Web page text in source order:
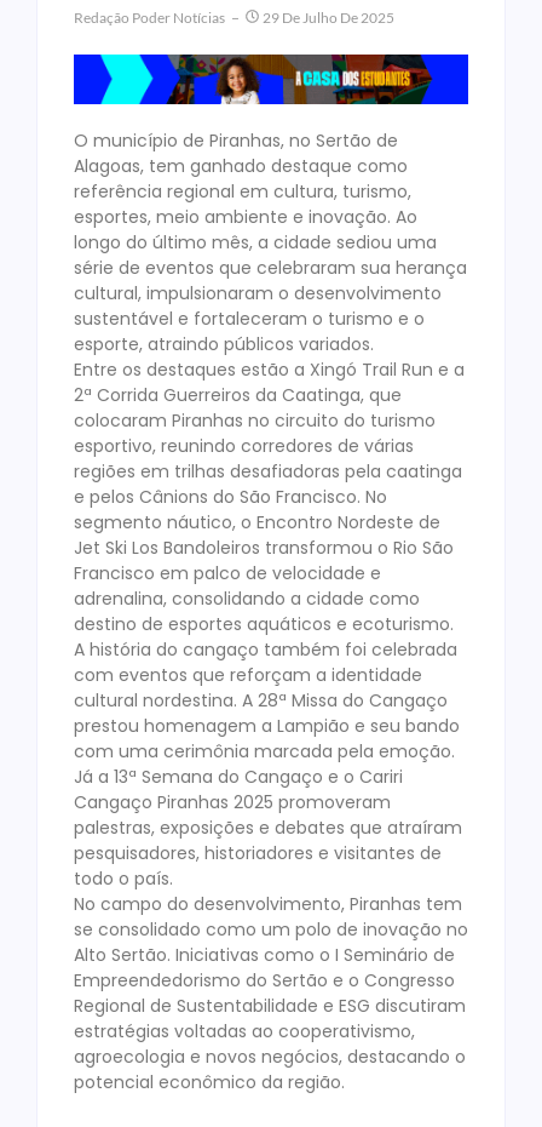
Redação Poder Notícias 29 De Julho De 2025
O município de Piranhas, no Sertão de
Alagoas, tem ganhado destaque como
referência regional em cultura, turismo,
esportes, meio ambiente e inovação. Ao
longo do último mês, a cidade sediou uma
série de eventos que celebraram sua herança
cultural, impulsionaram o desenvolvimento
sustentável e fortaleceram o turismo e o
esporte, atraindo públicos variados.
Entre os destaques estão a Xingó Trail Run e a
2ª Corrida Guerreiros da Caatinga, que
colocaram Piranhas no circuito do turismo
esportivo, reunindo corredores de várias
regiões em trilhas desafiadoras pela caatinga
e pelos Cânions do São Francisco. No
segmento náutico, o Encontro Nordeste de
Jet Ski Los Bandoleiros transformou o Rio São
Francisco em palco de velocidade e
adrenalina, consolidando a cidade como
destino de esportes aquáticos e ecoturismo.
A história do cangaço também foi celebrada
com eventos que reforçam a identidade
cultural nordestina. A 28ª Missa do Cangaço
prestou homenagem a Lampião e seu bando
com uma cerimônia marcada pela emoção.
Já a 13ª Semana do Cangaço e o Cariri
Cangaço Piranhas 2025 promoveram
palestras, exposições e debates que atraíram
pesquisadores, historiadores e visitantes de
todo o país.
No campo do desenvolvimento, Piranhas tem
se consolidado como um polo de inovação no
Alto Sertão. Iniciativas como o I Seminário de
Empreendedorismo do Sertão e o Congresso
Regional de Sustentabilidade e ESG discutiram
estratégias voltadas ao cooperativismo,
agroecologia e novos negócios, destacando o
potencial econômico da região.